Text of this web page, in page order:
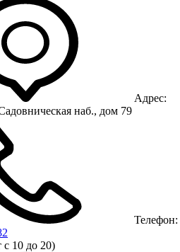
Адрес:
наб., дом 79
Телефон:
10 до 20)